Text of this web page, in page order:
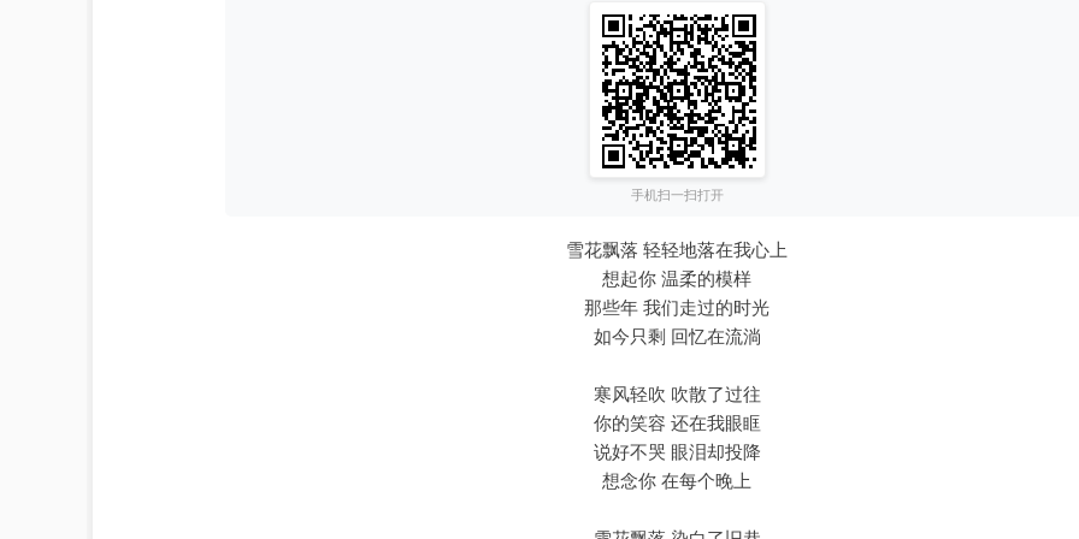
手机扫一扫打开
雪花飘落 轻轻地落在我心上
想起你 温柔的模样
那些年 我们走过的时光
如今只剩 回忆在流淌
寒风轻吹 吹散了过往
你的笑容 还在我眼眶
说好不哭 眼泪却投降
想念你 在每个晚上